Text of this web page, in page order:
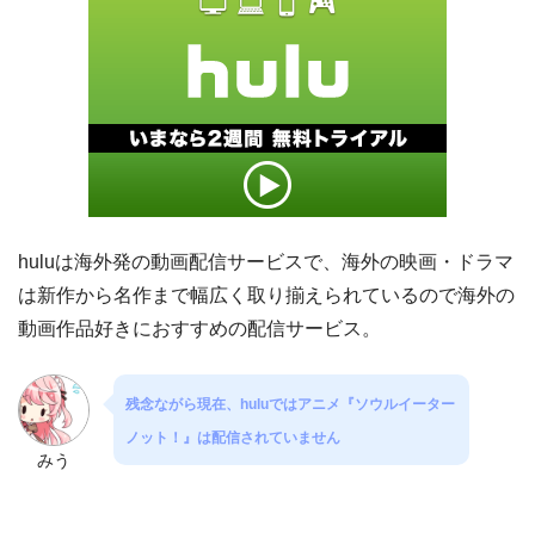
huluは海外発の動画配信サービスで、海外の映画・ドラマ
は新作から名作まで幅広く取り揃えられているので海外の
動画作品好きにおすすめの配信サービス。
みう
残念ながら現在、huluではアニメ『ソウルイーター
ノット！』は配信されていません